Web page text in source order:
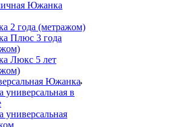
Южанка
2 года (метражом)
Плюс 3 года
Люкс 5 лет
Южанка
универсальная в
универсальная